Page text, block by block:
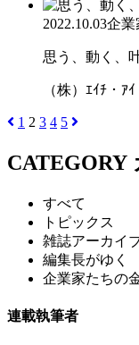
2022.10.03企業
思う、動く、
（株）ｴｲﾁ・
1 2 3 4 5
CATEGORY
すべて
トピックス
雑誌アーカイ
編集長がゆく
企業家たちの
連載執筆者